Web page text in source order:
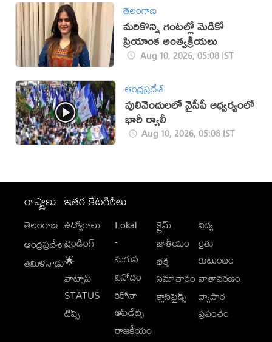
తెలంగాణ
మరికొన్ని గంటల్లో మెడికో
ప్రియాంక అంత్యక్రియలు
Aug 10, 2026, 05:08 IST
ఆంధ్రప్రదేశ్
పులివెందులలో వైసీపీ ఆధ్వర్యంలో
భారీ ర్యాలీ
Aug 10, 2026, 05:08 IST
రాష్ట్రాలు
తెలంగాణ
ఆంధ్రప్రదేశ్
తమిళనాడు
ఇతర కేటగిరీలు
ఉద్యోగాలు
ట్రెండింగ్
🌟
వాట్సాప్
STATUS
టిప్స్
Lokal
-
మగువ
వినోదం
కరోనా
అప్‌డేట్స్
రాజకీయం
క్రైమ్
జాతీయం
భక్తి
సమాచారం
క్లాసిఫైడ్స్
విద్య
రైతు
కుటుంబం
వాతావరణం
వ్యాపార
ప్రపంచం